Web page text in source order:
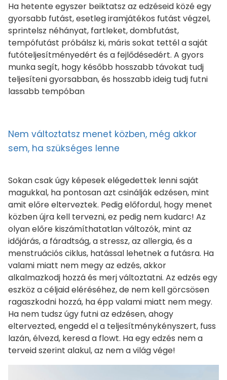
Ha hetente egyszer beiktatsz az edzéseid közé egy
gyorsabb futást, esetleg iramjátékos futást végzel,
sprintelsz néhányat, fartleket, dombfutást,
tempófutást próbálsz ki, máris sokat tettél a saját
futóteljesítményedért és a fejlődésedért. A gyors
munka segít, hogy később hosszabb távokat tudj
teljesíteni gyorsabban, és hosszabb ideig tudj futni
lassabb tempóban
Nem változtatsz menet közben, még akkor
sem, ha szükséges lenne
Sokan csak úgy képesek elégedettek lenni saját
magukkal, ha pontosan azt csinálják edzésen, mint
amit előre elterveztek. Pedig előfordul, hogy menet
közben újra kell tervezni, ez pedig nem kudarc! Az
olyan előre kiszámíthatatlan változók, mint az
időjárás, a fáradtság, a stressz, az allergia, és a
menstruációs ciklus, hatással lehetnek a futásra. Ha
valami miatt nem megy az edzés, akkor
alkalmazkodj hozzá és merj változtatni. Az edzés egy
eszköz a céljaid eléréséhez, de nem kell görcsösen
ragaszkodni hozzá, ha épp valami miatt nem megy.
Ha nem tudsz úgy futni az edzésen, ahogy
eltervezted, engedd el a teljesítménykényszert, fuss
lazán, élvezd, keresd a flowt. Ha egy edzés nem a
terveid szerint alakul, az nem a világ vége!